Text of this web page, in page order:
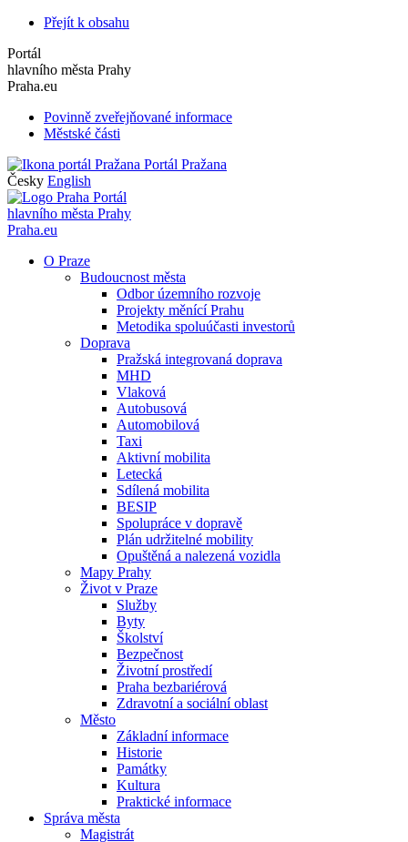
Přejít k obsahu
Portál
hlavního města Prahy
Praha.eu
Povinně zveřejňované informace
Městské části
Portál Pražana
Česky English
Portál
hlavního města Prahy
Praha.eu
O Praze
Budoucnost města
Odbor územního rozvoje
Projekty měnící Prahu
Metodika spoluúčasti investorů
Doprava
Pražská integrovaná doprava
MHD
Vlaková
Autobusová
Automobilová
Taxi
Aktivní mobilita
Letecká
Sdílená mobilita
BESIP
Spolupráce v dopravě
Plán udržitelné mobility
Opuštěná a nalezená vozidla
Mapy Prahy
Život v Praze
Služby
Byty
Školství
Bezpečnost
Životní prostředí
Praha bezbariérová
Zdravotní a sociální oblast
Město
Základní informace
Historie
Památky
Kultura
Praktické informace
Správa města
Magistrát